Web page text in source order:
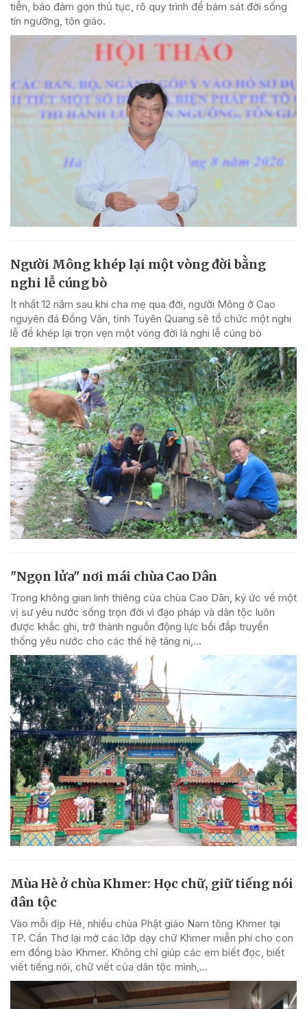
tiễn, bảo đảm gọn thủ tục, rõ quy trình để bám sát đời sống
tín ngưỡng, tôn giáo.
Người Mông khép lại một vòng đời bằng
nghi lễ cúng bò
Ít nhất 12 năm sau khi cha mẹ qua đời, người Mông ở Cao
nguyên đá Đồng Văn, tỉnh Tuyên Quang sẽ tổ chức một nghi
lễ để khép lại trọn vẹn một vòng đời là nghi lễ cúng bò
"Ngọn lửa" nơi mái chùa Cao Dân
Trong không gian linh thiêng của chùa Cao Dân, ký ức về một
vị sư yêu nước sống trọn đời vì đạo pháp và dân tộc luôn
được khắc ghi, trở thành nguồn động lực bồi đắp truyền
thống yêu nước cho các thế hệ tăng ni,...
Mùa Hè ở chùa Khmer: Học chữ, giữ tiếng nói
dân tộc
Vào mỗi dịp Hè, nhiều chùa Phật giáo Nam tông Khmer tại
TP. Cần Thơ lại mở các lớp dạy chữ Khmer miễn phí cho con
em đồng bào Khmer. Không chỉ giúp các em biết đọc, biết
viết tiếng nói, chữ viết của dân tộc mình,...